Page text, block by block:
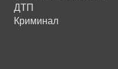
ДТП
Криминал